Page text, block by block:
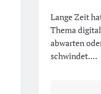
Lange Zeit
Thema
abwarten
schwindet....